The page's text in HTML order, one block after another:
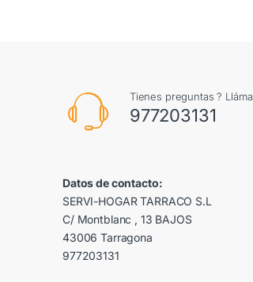
Tienes preguntas ?
977203131
Datos de contacto:
SERVI-HOGAR TARRACO S.L
C/ Montblanc , 13 BAJOS
43006 Tarragona
977203131